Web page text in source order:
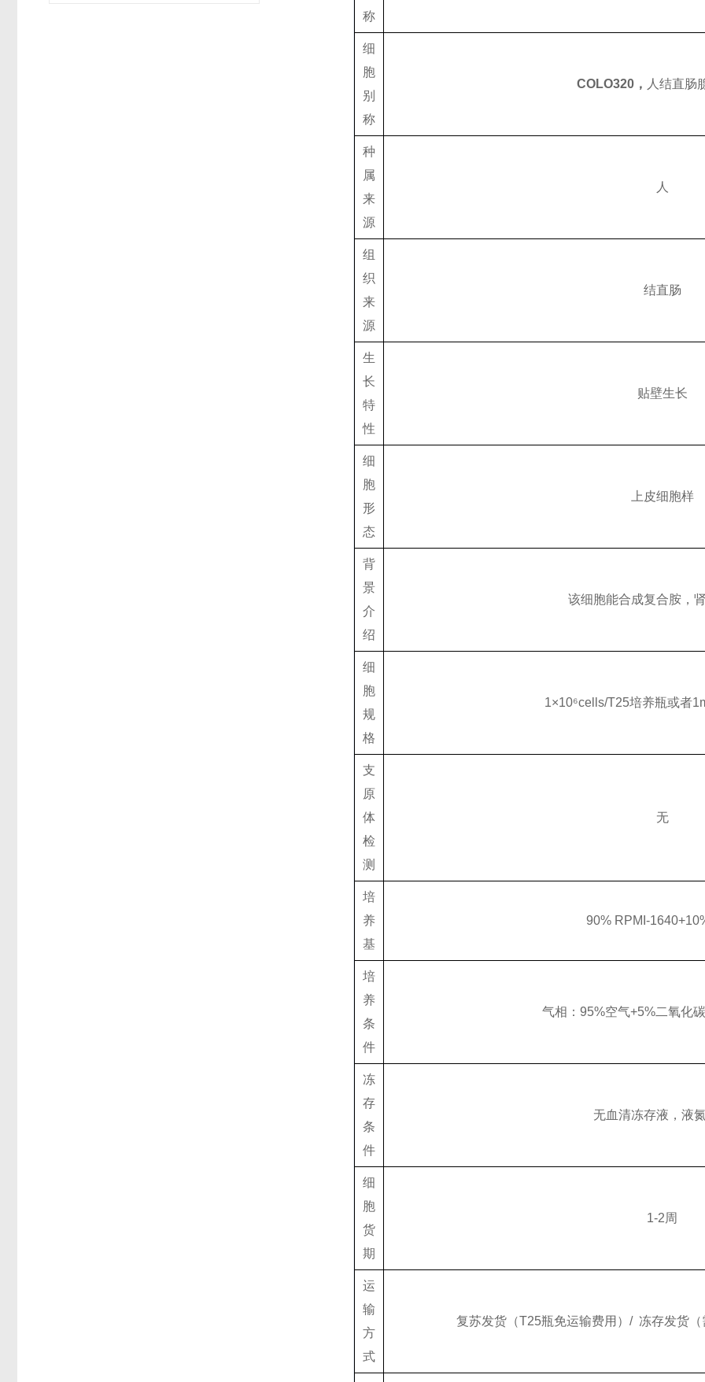
称
细
胞
别
称
COLO320， 人结直肠
种
属
来
源
人
组
织
来
源
结直肠
生
长
特
性
贴壁生长
细
胞
形
态
上皮细胞样
背
景
介
绍
该细胞能合成复合胺，肾
细
胞
规
格
1×10⁶cells/T25培养瓶或者
支
原
体
检
测
无
培
养
基
90% RPMI-
培
养
条
件
气相：95%空气+5%二氧化
冻
存
条
件
无血清冻存液，液
细
胞
货
期
1-2周
运
输
方
式
复苏发货（T25瓶免运输费用）/ 冻存发货